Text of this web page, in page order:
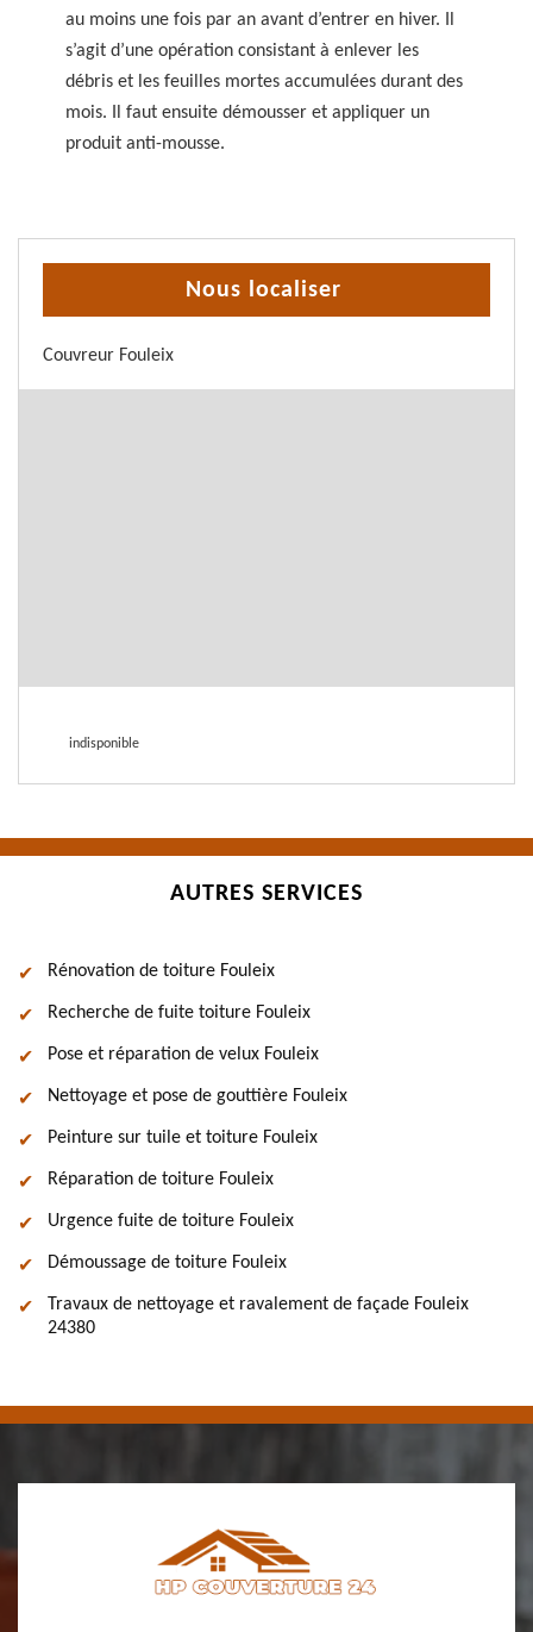
au moins une fois par an avant d’entrer en hiver. Il
s’agit d’une opération consistant à enlever les
débris et les feuilles mortes accumulées durant des
mois. Il faut ensuite démousser et appliquer un
produit anti-mousse.
Nous localiser
Couvreur Fouleix
indisponible
AUTRES SERVICES
Rénovation de toiture Fouleix
Recherche de fuite toiture Fouleix
Pose et réparation de velux Fouleix
Nettoyage et pose de gouttière Fouleix
Peinture sur tuile et toiture Fouleix
Réparation de toiture Fouleix
Urgence fuite de toiture Fouleix
Démoussage de toiture Fouleix
Travaux de nettoyage et ravalement de façade Fouleix
24380